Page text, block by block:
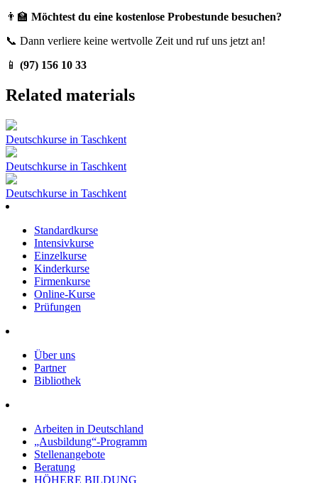
👨‍🏫 Möchtest du eine kostenlose Probestunde besuchen?
📞 Dann verliere keine wertvolle Zeit und ruf uns jetzt an!
📱 (97) 156 10 33
Related materials
Deutschkurse in Taschkent
Deutschkurse in Taschkent
Deutschkurse in Taschkent
Standardkurse
Intensivkurse
Einzelkurse
Kinderkurse
Firmenkurse
Online-Kurse
Prüfungen
Über uns
Partner
Bibliothek
Arbeiten in Deutschland
„Ausbildung“-Programm
Stellenangebote
Beratung
HÖHERE BILDUNG